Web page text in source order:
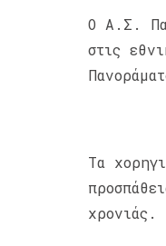
Ο Α.Σ.
στις
Τα
χρονιάς.